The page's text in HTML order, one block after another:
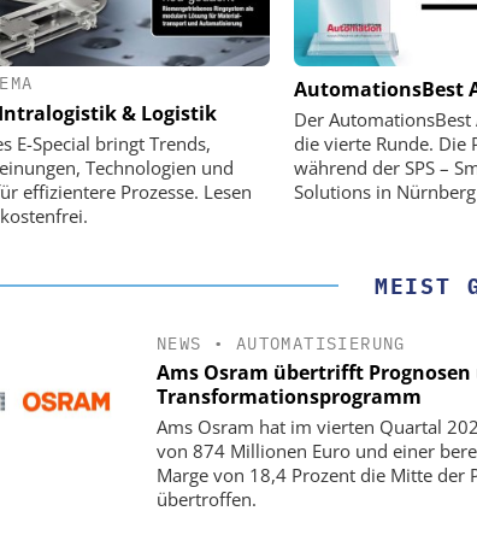
Intralogistik & Logistik
E-Special bringt Trends,
Technologien und
effizientere Prozesse. Lesen
AutomationsBest
Der
die vierte Runde. Die
während der SPS –
Solutions in
INSTRUMENTE (PI) SE &
CO. KG
Optische Laserlinks für LEO-
Blitzschnelle Präzision mit
PI-Kippspiegeln!
PHYSIK
Optische
Satelliten:
PI-
MEIST
NEWS • AUTOMATISIERUNG
Ams Osram übertrifft
Transformationsprogramm
Ams Osram hat im vierten Quartal
von 874 Millionen Euro und einer
Marge von 18,4 Prozent die Mitte der
übertroffen.